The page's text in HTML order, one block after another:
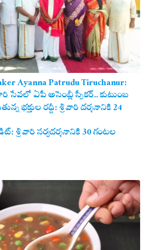
Ayanna Patrudu Tiruchanur:
సేవలో ఏపీ అసెంబ్లీ స్పీకర్.. కుటుంబ
అయ్యన్నపాత్రుడు!
భక్తుల రద్దీ: శ్రీవారి దర్శనానికి 24
శ్రీవారి సర్వదర్శనానికి 30 గంటల